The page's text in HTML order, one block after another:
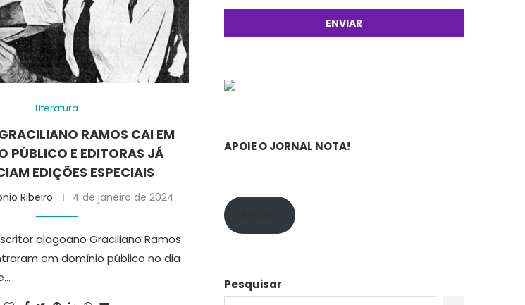
Literatura
RAMOS CAI EM
PÚBLICO E EDITORAS JÁ
EDIÇÕES ESPECIAIS
Ribeiro 4 de janeiro de 2024
alagoano Graciliano Ramos
em domínio público no dia
APOIE O JORNAL NOTA!
Pesquisar